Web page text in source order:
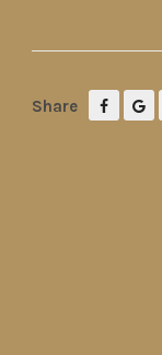
Share